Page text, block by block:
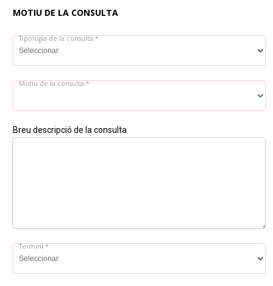
MOTIU DE LA CONSULTA
Tipologia de la consulta *
Motiu de la consulta *
Breu descripció de la consulta
Termini *